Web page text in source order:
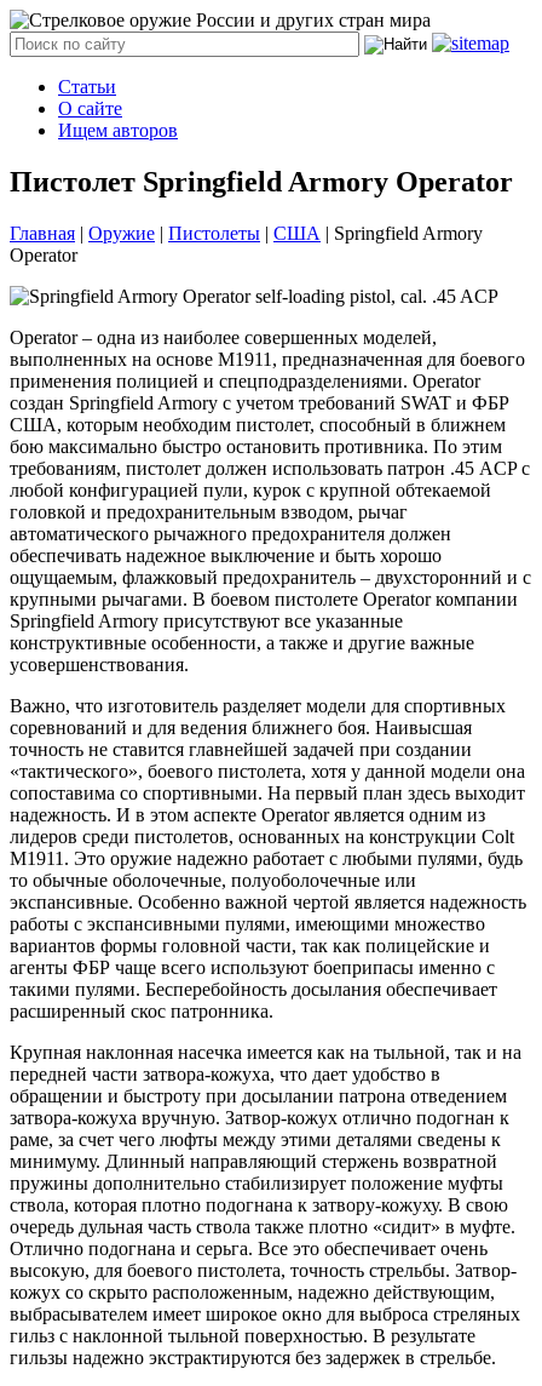
Статьи
О сайте
Ищем авторов
Пистолет Springfield Armory Operator
Главная | Оружие | Пистолеты | США | Springfield Armory
Operator
Operator – одна из наиболее совершенных моделей,
выполненных на основе M1911, предназначенная для боевого
применения полицией и спецподразделениями. Operator
создан Springfield Armory с учетом требований SWAT и ФБР
США, которым необходим пистолет, способный в ближнем
бою максимально быстро остановить противника. По этим
требованиям, пистолет должен использовать патрон .45 ACP с
любой конфигурацией пули, курок с крупной обтекаемой
головкой и предохранительным взводом, рычаг
автоматического рычажного предохранителя должен
обеспечивать надежное выключение и быть хорошо
ощущаемым, флажковый предохранитель – двухсторонний и с
крупными рычагами. В боевом пистолете Operator компании
Springfield Armory присутствуют все указанные
конструктивные особенности, а также и другие важные
усовершенствования.
Важно, что изготовитель разделяет модели для спортивных
соревнований и для ведения ближнего боя. Наивысшая
точность не ставится главнейшей задачей при создании
«тактического», боевого пистолета, хотя у данной модели она
сопоставима со спортивными. На первый план здесь выходит
надежность. И в этом аспекте Operator является одним из
лидеров среди пистолетов, основанных на конструкции Colt
M1911. Это оружие надежно работает с любыми пулями, будь
то обычные оболочечные, полуоболочечные или
экспансивные. Особенно важной чертой является надежность
работы с экспансивными пулями, имеющими множество
вариантов формы головной части, так как полицейские и
агенты ФБР чаще всего используют боеприпасы именно с
такими пулями. Бесперебойность досылания обеспечивает
расширенный скос патронника.
Крупная наклонная насечка имеется как на тыльной, так и на
передней части затвора-кожуха, что дает удобство в
обращении и быстроту при досылании патрона отведением
затвора-кожуха вручную. Затвор-кожух отлично подогнан к
раме, за счет чего люфты между этими деталями сведены к
минимуму. Длинный направляющий стержень возвратной
пружины дополнительно стабилизирует положение муфты
ствола, которая плотно подогнана к затвору-кожуху. В свою
очередь дульная часть ствола также плотно «сидит» в муфте.
Отлично подогнана и серьга. Все это обеспечивает очень
высокую, для боевого пистолета, точность стрельбы. Затвор-
кожух со скрыто расположенным, надежно действующим,
выбрасывателем имеет широкое окно для выброса стреляных
гильз с наклонной тыльной поверхностью. В результате
гильзы надежно экстрактируются без задержек в стрельбе.